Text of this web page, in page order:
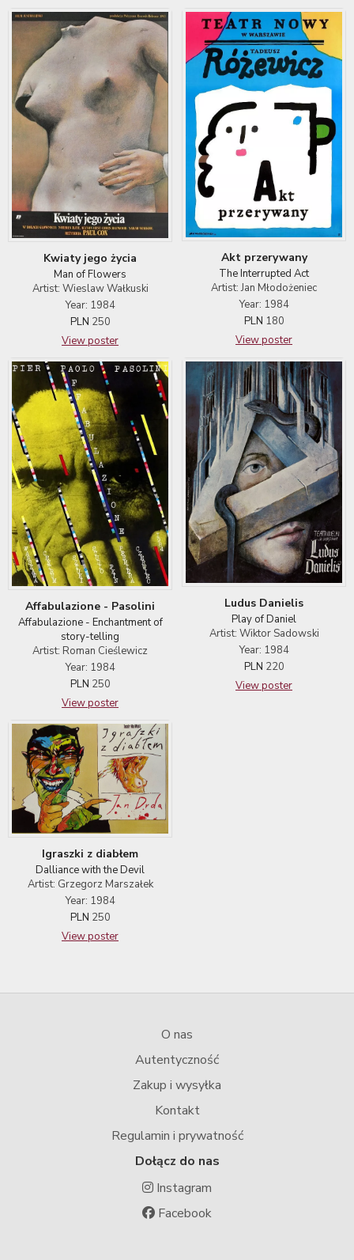
Kwiaty jego życia
Man of Flowers
Artist: Wieslaw Wałkuski
Year: 1984
PLN 250
View poster
Akt przerywany
The Interrupted Act
Artist: Jan Młodożeniec
Year: 1984
PLN 180
View poster
Affabulazione - Pasolini
Affabulazione - Enchantment of
story-telling
Artist: Roman Cieślewicz
Year: 1984
PLN 250
View poster
Ludus Danielis
Play of Daniel
Artist: Wiktor Sadowski
Year: 1984
PLN 220
View poster
Igraszki z diabłem
Dalliance with the Devil
Artist: Grzegorz Marszałek
Year: 1984
PLN 250
View poster
O nas
Autentyczność
Zakup i wysyłka
Kontakt
Regulamin i prywatność
Dołącz do nas
Instagram
Facebook